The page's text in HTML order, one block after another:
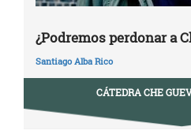
¿Podremos perdonar a
Santiago Alba Rico
CÁTEDRA CHE